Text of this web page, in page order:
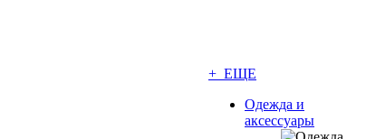
+ ЕЩЕ
Одежда и
аксессуары